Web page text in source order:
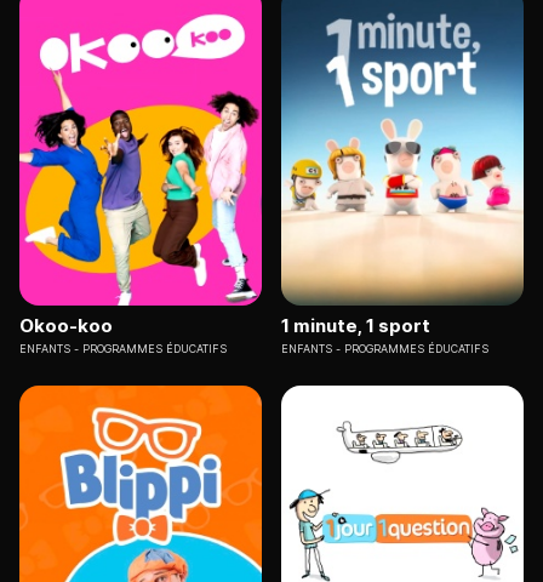
Okoo-koo
ENFANTS PROGRAMMES ÉDUCATIFS
1 minute, 1 sport
ENFANTS PROGRAMMES ÉDUCATIFS